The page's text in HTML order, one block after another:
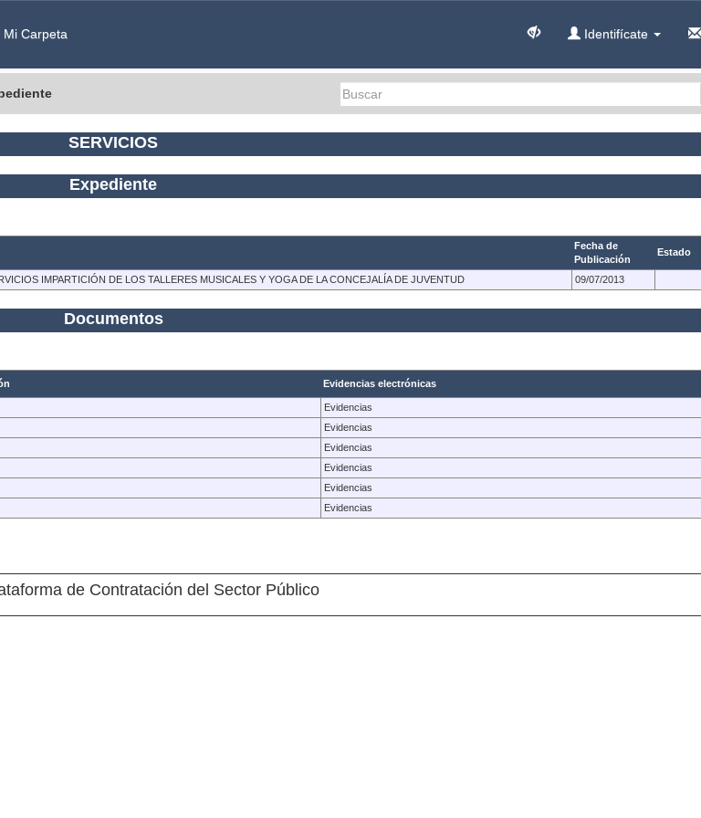
Mi Carpeta Identifícate
SERVICIOS
Expediente
Fecha de
Publicación
Estado
IMPARTICIÓN DE LOS TALLERES MUSICALES Y YOGA DE LA CONCEJALÍA DE JUVENTUD 09/07/2013
Documentos
Evidencias electrónicas
Evidencias
Evidencias
Evidencias
Evidencias
Evidencias
Evidencias
de Contratación del Sector Público